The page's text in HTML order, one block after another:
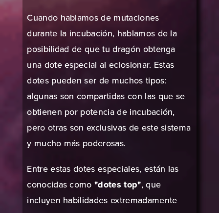
Cuando hablamos de mutaciones
durante la incubación, hablamos de la
posibilidad de que tu dragón obtenga
una dote especial al eclosionar. Estas
dotes pueden ser de muchos tipos:
algunas son compartidas con las que se
obtienen por potencia de incubación,
pero otras son exclusivas de este sistema
y mucho más poderosas.
Entre estas dotes especiales, están las
conocidas como"dotes top", que
incluyen habilidades extremadamente